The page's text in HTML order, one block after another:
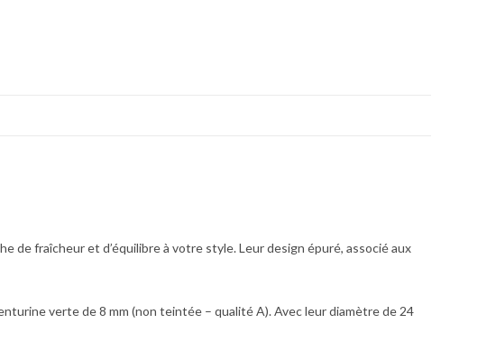
fraîcheur et d’équilibre à votre style. Leur design épuré, associé aux
verte de 8 mm (non teintée – qualité A). Avec leur diamètre de 24